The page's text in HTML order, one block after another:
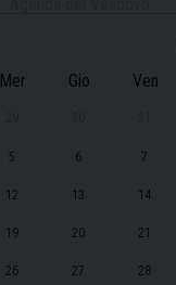
Mer Gio Ven
5 6 7
12 13 14
19 20 21
26 27 28